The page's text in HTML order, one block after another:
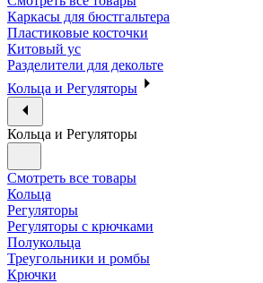
Каркасы для бюстгальтера
Пластиковые косточки
Китовый ус
Разделители для декольте
Кольца и Регуляторы
Кольца и Регуляторы
Смотреть все товары
Кольца
Регуляторы
Регуляторы с крючками
Полукольца
Треугольники и ромбы
Крючки